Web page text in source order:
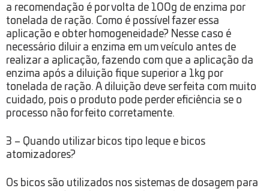
a recomendação é por volta de 100g de enzima por
tonelada de ração. Como é possível fazer essa
aplicação e obter homogeneidade? Nesse caso é
necessário diluir a enzima em um veículo antes de
realizar a aplicação, fazendo com que a aplicação da
enzima após a diluição fique superior a 1kg por
tonelada de ração. A diluição deve ser feita com muito
cuidado, pois o produto pode perder eficiência se o
processo não for feito corretamente.
3 – Quando utilizar bicos tipo leque e bicos
atomizadores?
Os bicos são utilizados nos sistemas de dosagem para